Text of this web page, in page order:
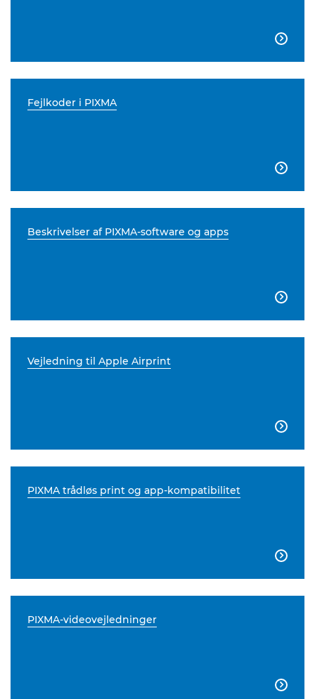

Fejlkoder i PIXMA

Beskrivelser af PIXMA-software og apps

Vejledning til Apple Airprint

PIXMA trådløs print og app-kompatibilitet

PIXMA-videovejledninger
